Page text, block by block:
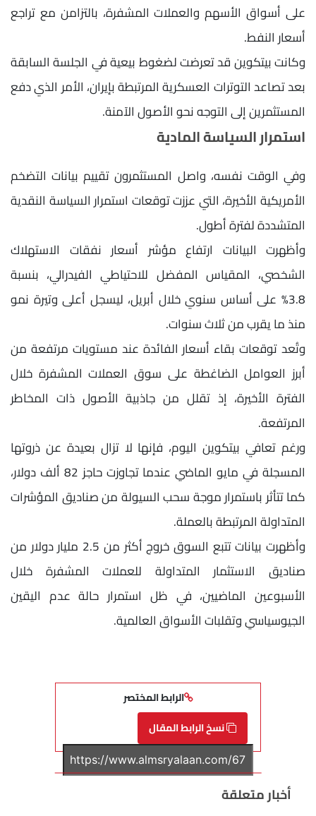
على أسواق الأسهم والعملات المشفرة، بالتزامن مع تراجع
أسعار النفط.
وكانت بيتكوين قد تعرضت لضغوط بيعية في الجلسة السابقة
بعد تصاعد التوترات العسكرية المرتبطة بإيران، الأمر الذي دفع
المستثمرين إلى التوجه نحو الأصول الآمنة.
استمرار السياسة المادية
وفي الوقت نفسه، واصل المستثمرون تقييم بيانات التضخم
الأمريكية الأخيرة، التي عززت توقعات استمرار السياسة النقدية
المتشددة لفترة أطول.
وأظهرت البيانات ارتفاع مؤشر أسعار نفقات الاستهلاك
الشخصي، المقياس المفضل للاحتياطي الفيدرالي، بنسبة
3.8% على أساس سنوي خلال أبريل، ليسجل أعلى وتيرة نمو
منذ ما يقرب من ثلاث سنوات.
وتُعد توقعات بقاء أسعار الفائدة عند مستويات مرتفعة من
أبرز العوامل الضاغطة على سوق العملات المشفرة خلال
الفترة الأخيرة، إذ تقلل من جاذبية الأصول ذات المخاطر
المرتفعة.
ورغم تعافي بيتكوين اليوم، فإنها لا تزال بعيدة عن ذروتها
المسجلة في مايو الماضي عندما تجاوزت حاجز 82 ألف دولار،
كما تتأثر باستمرار موجة سحب السيولة من صناديق المؤشرات
المتداولة المرتبطة بالعملة.
وأظهرت بيانات تتبع السوق خروج أكثر من 2.5 مليار دولار من
صناديق الاستثمار المتداولة للعملات المشفرة خلال
الأسبوعين الماضيين، في ظل استمرار حالة عدم اليقين
الجيوسياسي وتقلبات الأسواق العالمية.
الرابط المختصر
نسخ الرابط المقال
أخبار متعلقة